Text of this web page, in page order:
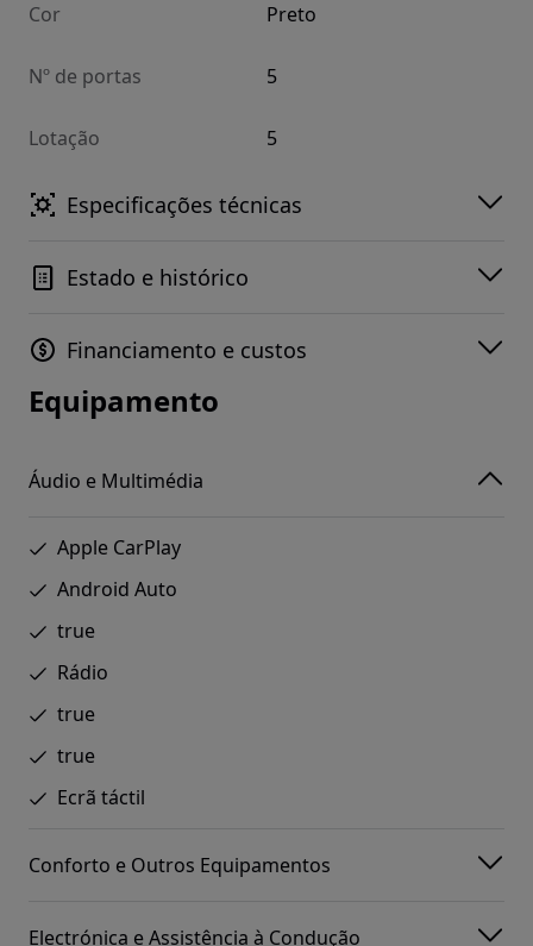
Cor Preto
Nº de portas 5
Lotação 5
Especificações técnicas
Estado e histórico
Financiamento e custos
Equipamento
Áudio e Multimédia
Apple CarPlay
Android Auto
true
Rádio
true
true
Ecrã táctil
Conforto e Outros Equipamentos
Electrónica e Assistência à Condução